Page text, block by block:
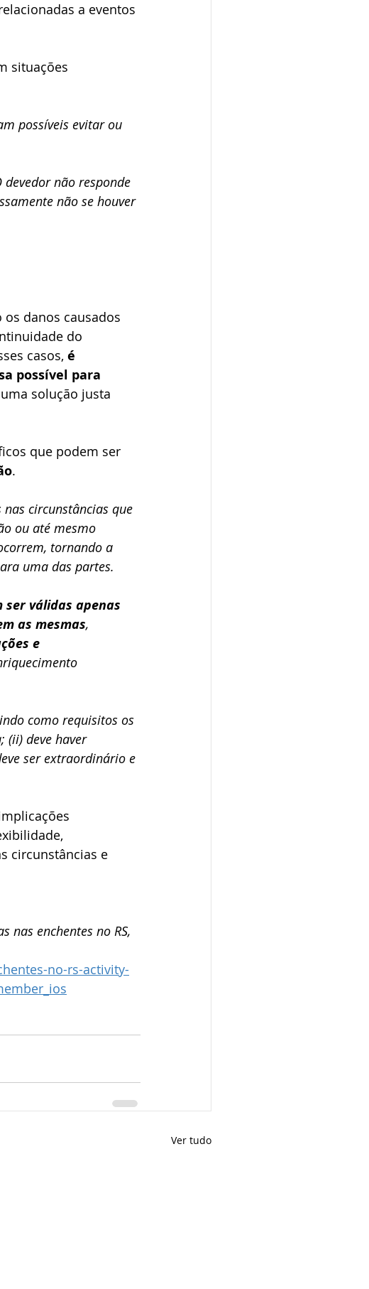
a eventos
situações
possíveis evitar ou
devedor não responde
não se houver
danos causados
do
casos, é
possível para
solução justa
que podem ser
.
circunstâncias que
ou até mesmo
tornando a
uma das partes.
válidas apenas
as mesmas,
e
como requisitos os
(ii) deve haver
ser extraordinário e
circunstâncias e
nas enchentes no RS,
no-rs-activity-
Ver tudo